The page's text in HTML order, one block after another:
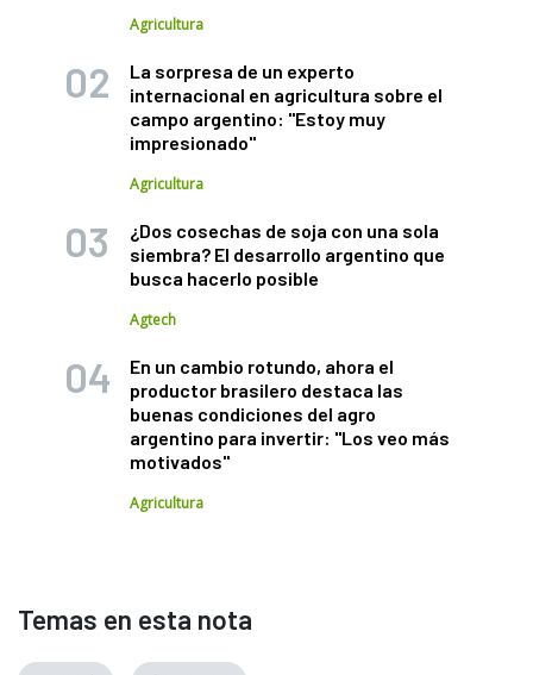
Agricultura
La sorpresa de un experto
internacional en agricultura sobre el
campo argentino: "Estoy muy
impresionado"
Agricultura
¿Dos cosechas de soja con una sola
siembra? El desarrollo argentino que
busca hacerlo posible
Agtech
En un cambio rotundo, ahora el
productor brasilero destaca las
buenas condiciones del agro
argentino para invertir: "Los veo más
motivados"
Agricultura
Temas en esta nota